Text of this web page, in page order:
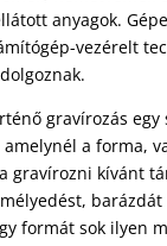
anyagok.
vezérelt
gravírozás egy
amelynél a forma,
gravírozni kívánt
formát sok ilyen